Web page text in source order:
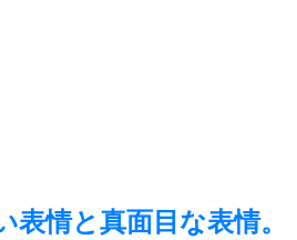
表情と真面目な表情。